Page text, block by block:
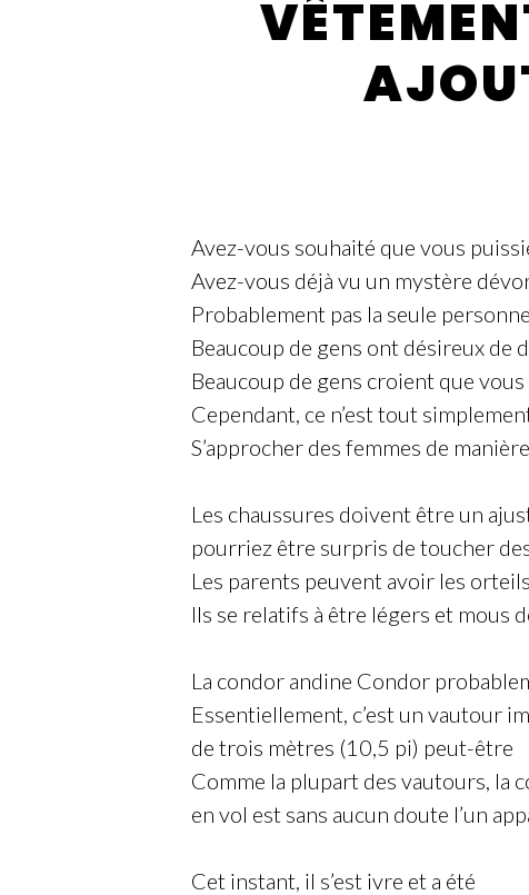
Avez-vous souhaité que vous
Avez-vous déjà vu un mystère
Probablement pas la seule
Beaucoup de gens ont désireux de
Beaucoup de gens croient que
Cependant, ce n’est tout
S’approcher des femmes de
Les chaussures doivent être un
pourriez être surpris de toucher
Les parents peuvent avoir les
Ils se relatifs à être légers et mous
La condor andine Condor
Essentiellement, c’est un vautour
de trois mètres (10,5 pi) peut-être
Comme la plupart des vautours, la
en vol est sans aucun doute l’un
Cet instant, il s’est ivre et a été